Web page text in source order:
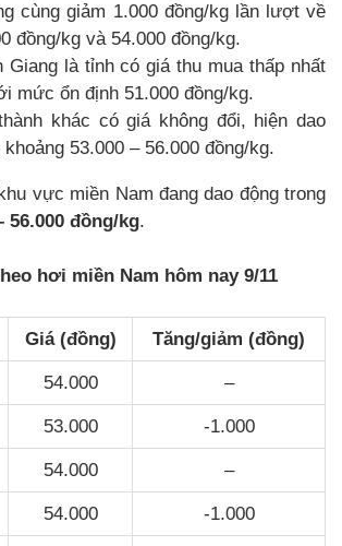
cùng giảm 1.000 đồng/kg lần lượt về
đồng/kg và 54.000 đồng/kg.
Giang là tỉnh có giá thu mua thấp nhất
mức ổn định 51.000 đồng/kg.
khác có giá không đổi, hiện dao
53.000 – 56.000 đồng/kg.
vực miền Nam đang dao động trong
56.000 đồng/kg.
hơi miền Nam hôm nay 9/11
Giá (đồng) Tăng/giảm (đồng)
54.000 –
53.000 -1.000
54.000 –
54.000 -1.000